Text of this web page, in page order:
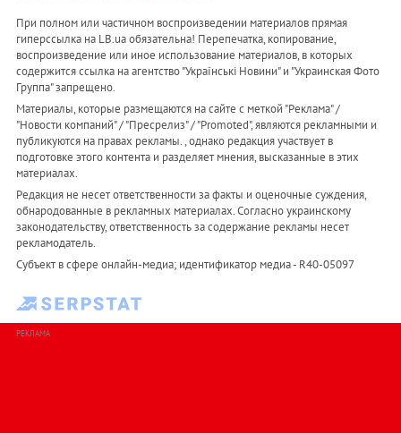
При полном или частичном воспроизведении материалов прямая
гиперссылка на LB.ua обязательна! Перепечатка, копирование,
воспроизведение или иное использование материалов, в которых
содержится ссылка на агентство "Українськi Новини" и "Украинская Фото
Группа" запрещено.
Материалы, которые размещаются на сайте с меткой "Реклама" /
"Новости компаний" / "Пресрелиз" / "Promoted", являются рекламными и
публикуются на правах рекламы. , однако редакция участвует в
подготовке этого контента и разделяет мнения, высказанные в этих
материалах.
Редакция не несет ответственности за факты и оценочные суждения,
обнародованные в рекламных материалах. Согласно украинскому
законодательству, ответственность за содержание рекламы несет
рекламодатель.
Субъект в сфере онлайн-медиа; идентификатор медиа - R40-05097
РЕКЛАМА